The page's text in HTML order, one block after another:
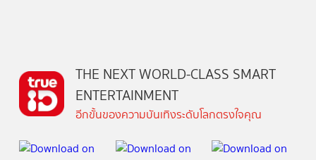
THE NEXT WORLD-CLASS SMART
ENTERTAINMENT
อีกขั้นของความบันเทิงระดับโลกตรงใจคุณ